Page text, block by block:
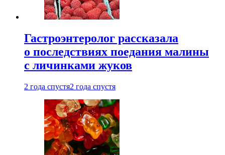
Гастроэнтеролог рассказала
о последствиях поедания малины
с личинками жуков
2 года спустя2 года спустя